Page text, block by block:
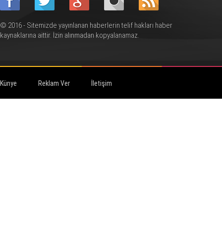
© 2016 - Sitemizde yayınlanan haberlerin telif hakları haber
kaynaklarına aittir. İzin alınmadan kopyalanamaz.
Künye Reklam Ver İletişim